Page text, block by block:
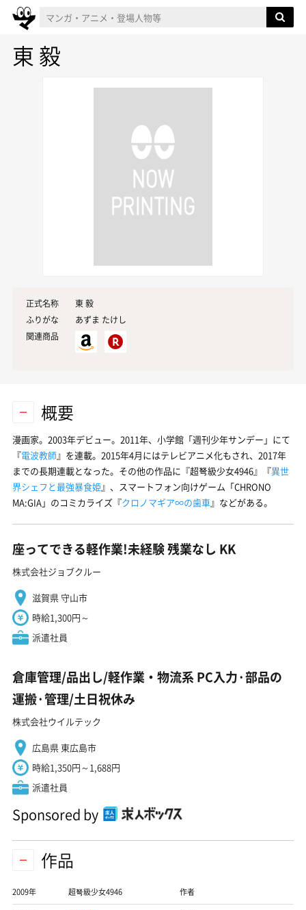
東 毅
正式名称
東 毅
ふりがな
あずま たけし
関連商品
概要
漫画家。2003年デビュー。2011年、小学館「週刊少年サンデー」にて
『電波教師』を連載。2015年4月にはテレビアニメ化もされ、2017年
までの長期連載となった。その他の作品に『超弩級少女4946』『異世
界シェフと最強暴食姫』、スマートフォン向けゲーム「CHRONO
MA:GIA」のコミカライズ『クロノマギア∞の歯車』などがある。
座ってできる軽作業!未経験 残業なし KK
株式会社ジョブクルー
滋賀県 守山市
時給1,300円～
派遣社員
倉庫管理/品出し/軽作業・物流系 PC入力·部品の
運搬·管理/土日祝休み
株式会社ウイルテック
広島県 東広島市
時給1,350円～1,688円
派遣社員
Sponsored by
作品
2009年 超弩級少女4946 作者